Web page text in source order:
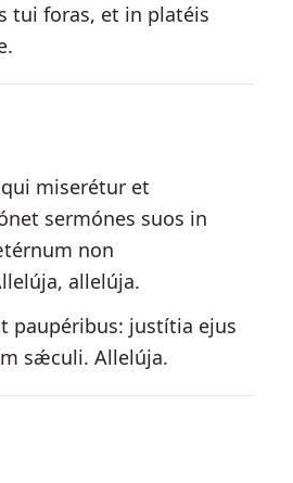
tui foras, et in platéis
miserétur et
sermónes suos in
non
allelúja.
paupéribus: justítia ejus
sǽculi. Allelúja.